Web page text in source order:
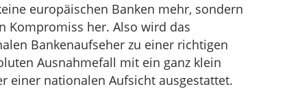
europäischen Banken mehr, sondern
Kompromiss her. Also wird das
Bankenaufseher zu einer richtigen
Ausnahmefall mit ein ganz klein
einer nationalen Aufsicht ausgestattet.